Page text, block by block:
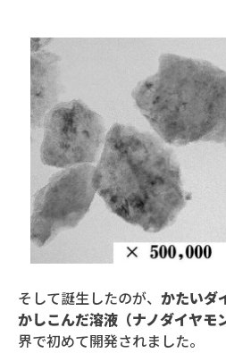
そして誕生したのが、 かたいダ
かしこんだ溶液（ナノダイヤモ
界で初めて開発されました。